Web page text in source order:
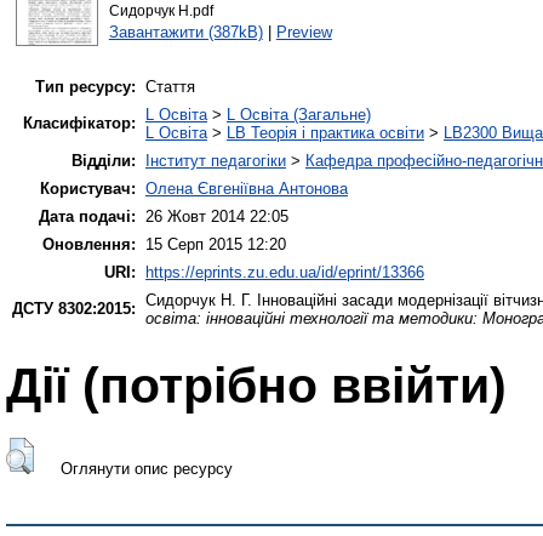
Сидорчук Н.pdf
Завантажити (387kB)| Preview
Тип ресурсу: Стаття
Класифікатор:
L Освіта> L Освіта (Загальне)
L Освіта> LB Теорія і практика освіти > LB2300 Вища
Відділи:
Інститут педагогіки > Кафедра професійно-
Користувач: Олена Євгеніївна Антонова
Дата подачі: 26 Жовт 2014 22:05
Оновлення:
15 Серп 2015 12:20
URI:
https://eprints.zu.edu.ua/id/eprint/13366
ДСТУ 8302:2015: Сидорчук Н. Г. Інноваційні засади модернізації
освіта: інноваційні технології та методики:
Дії ​​(потрібно ввійти)
Оглянути опис ресурсу